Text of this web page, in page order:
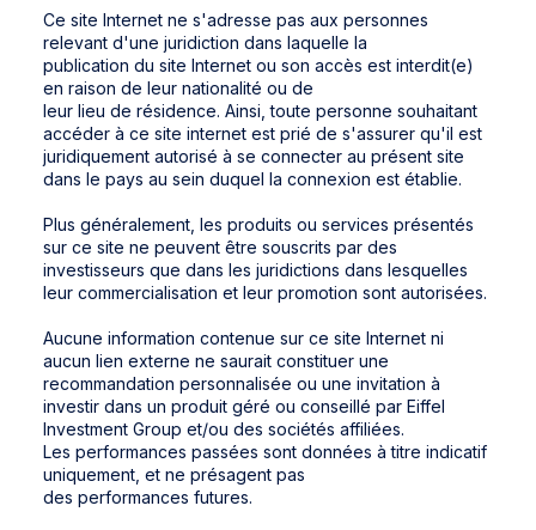
Ce site Internet ne s'adresse pas aux personnes
relevant d'une juridiction dans laquelle la
publication du site Internet ou son accès est interdit(e)
en raison de leur nationalité ou de
leur lieu de résidence. Ainsi, toute personne souhaitant
accéder à ce site internet est prié de s'assurer qu'il est
juridiquement autorisé à se connecter au présent site
dans le pays au sein duquel la connexion est établie.
Plus généralement, les produits ou services présentés
sur ce site ne peuvent être souscrits par des
investisseurs que dans les juridictions dans lesquelles
leur commercialisation et leur promotion sont autorisées.
Aucune information contenue sur ce site Internet ni
aucun lien externe ne saurait constituer une
recommandation personnalisée ou une invitation à
investir dans un produit géré ou conseillé par Eiffel
Investment Group et/ou des sociétés affiliées.
Les performances passées sont données à titre indicatif
uniquement, et ne présagent pas
des performances futures.
commercialisation jusqu’au 31 décembre 2024. Les
performances passées ne préjugent pas des
performances futures.
“Nous sommes extrêmement satisfaits des
performances du fonds et nous nous
réjouissons de son succès auprès des
investisseurs. Dans un contexte économique
et géopolitique incertain, la volatilité sur les
taux d’intérêt devrait persister. Nous pensons
que le segment des obligations à haut
rendement restera le plus attractif en cette
fin d’année,”
déclare Guillaume Truttmann,gérant d’Eiffel
Rendement 2028